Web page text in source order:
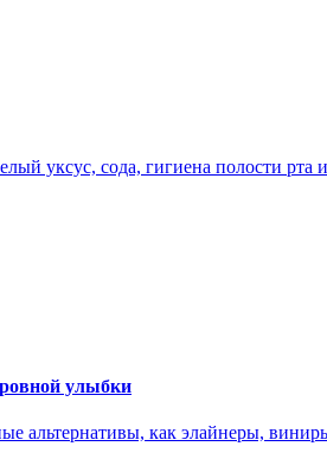
уксус, сода, гигиена полости рта
улыбки
альтернативы, как элайнеры,